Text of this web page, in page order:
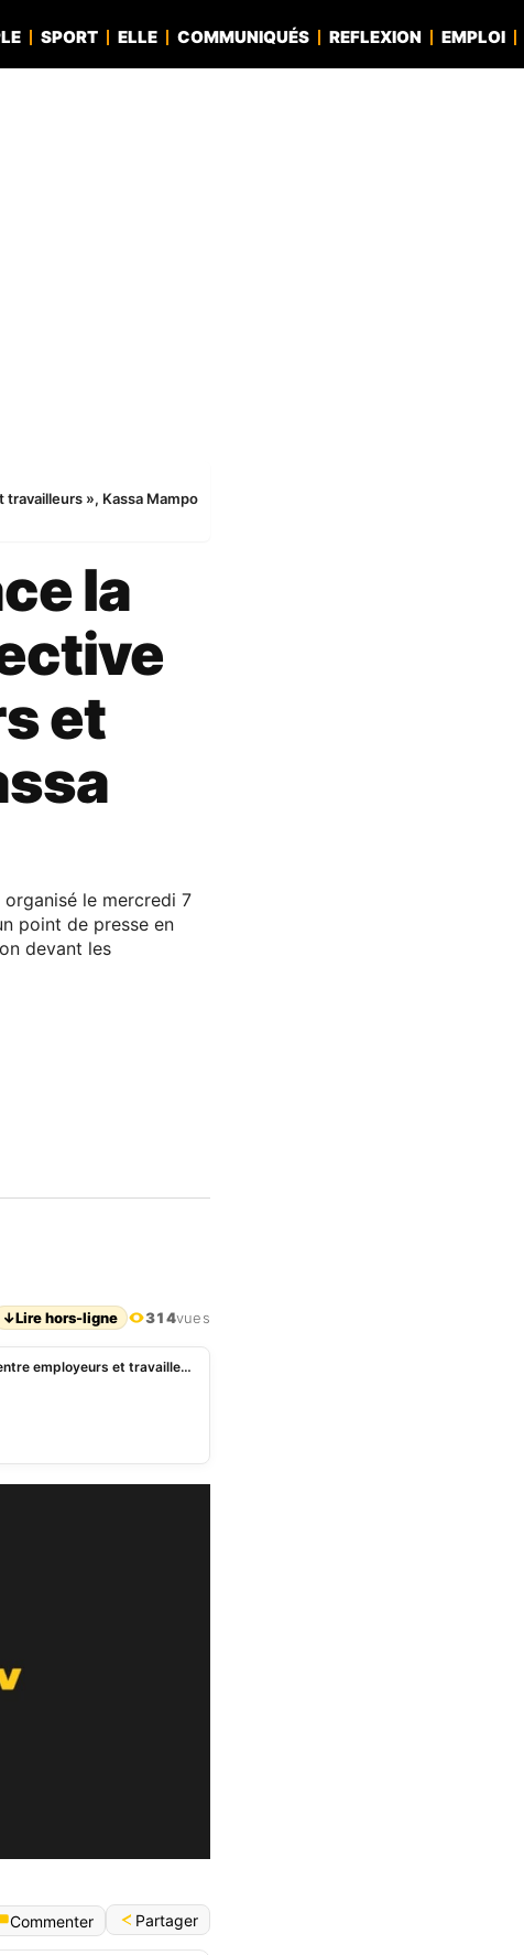
SPORT ELLE COMMUNIQUÉS REFLEXION EMPLOI
», Kassa Mampo
la
et
le mercredi 7
point de presse en
devant les
↓Lire hors-ligne 314vues
« Rien ne remplace la négociation collective entre employeurs et travailleurs », Kassa Mampo à Talon
Commenter Partager